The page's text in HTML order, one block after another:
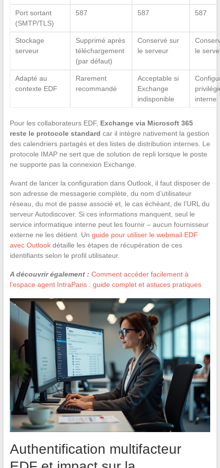
Port sortant
(SMTP/TLS)
587 587 587
Stockage
serveur
Supprimé après
téléchargement
(par défaut)
Conservé sur
le serveur
le
Adapté au
contexte EDF
Rarement
recommandé
Acceptable si
Exchange
indisponible
interne
Pour les collaborateurs EDF, Exchange via Microsoft 365
reste le protocole standard car il intègre nativement la gestion
des calendriers partagés et des listes de distribution internes. Le
protocole IMAP ne sert que de solution de repli lorsque le poste
ne supporte pas la connexion Exchange.
Avant de lancer la configuration dans Outlook, il faut disposer de
son adresse de messagerie complète, du nom d’utilisateur
réseau, du mot de passe associé et, le cas échéant, de l’URL du
serveur Autodiscover. Si ces informations manquent, seul le
service informatique interne peut les fournir – aucun fournisseur
externe ne les détient. Un guide pour utiliser le webmail EDF
avec Outlookdétaille les étapes de récupération de ces
identifiants selon le profil utilisateur.
A découvrir également : Comment accéder facilement à
l'espace agent IntraParis : guide complet et astuces pratiques
Authentification multifacteur